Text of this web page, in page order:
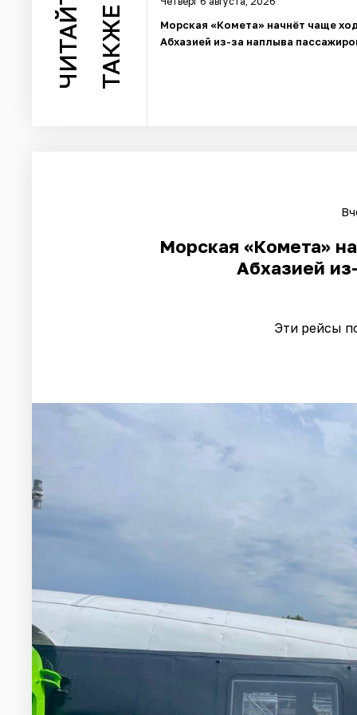
ЧИТАЙТЕ ТАКЖЕ
Морская «Комета» начнёт чаще
Абхазией из-за наплыва
Морская «Комета»
Абхазией
Эти рейсы